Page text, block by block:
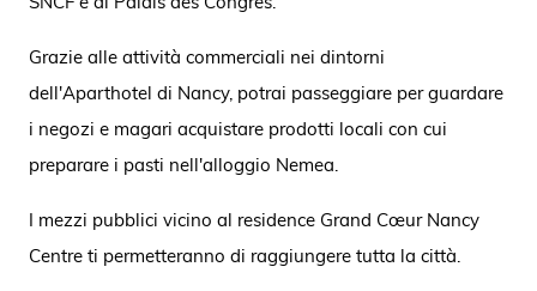
Grazie alle attività commerciali nei dintorni
dell'Aparthotel di Nancy, potrai passeggiare per guardare
i negozi e magari acquistare prodotti locali con cui
preparare i pasti nell'alloggio Nemea.
I mezzi pubblici vicino al residence Grand Cœur Nancy
Centre ti permetteranno di raggiungere tutta la città.